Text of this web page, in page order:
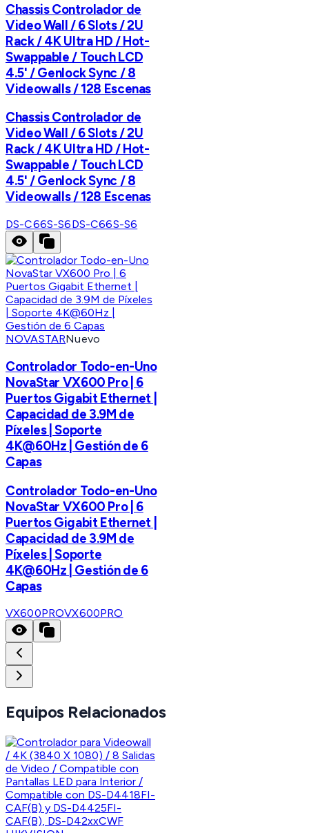
Chassis Controlador de
Video Wall / 6 Slots / 2U
Rack / 4K Ultra HD / Hot-
Swappable / Touch LCD
4.5' / Genlock Sync / 8
Videowalls / 128 Escenas
Chassis Controlador de
Video Wall / 6 Slots / 2U
Rack / 4K Ultra HD / Hot-
Swappable / Touch LCD
4.5' / Genlock Sync / 8
Videowalls / 128 Escenas
DS-C66S-S6DS-C66S-S6
NOVASTARNuevo
Controlador Todo-en-Uno
NovaStar VX600 Pro | 6
Puertos Gigabit Ethernet |
Capacidad de 3.9M de
Píxeles | Soporte
4K@60Hz | Gestión de 6
Capas
Controlador Todo-en-Uno
NovaStar VX600 Pro | 6
Puertos Gigabit Ethernet |
Capacidad de 3.9M de
Píxeles | Soporte
4K@60Hz | Gestión de 6
Capas
VX600PROVX600PRO
Equipos Relacionados